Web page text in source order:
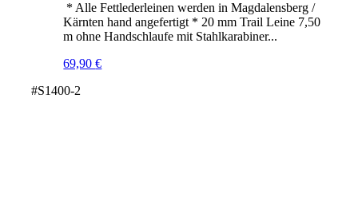
* Alle Fettlederleinen werden in Magdalensberg /
Kärnten hand angefertigt * 20 mm Trail Leine 7,50
m ohne Handschlaufe mit Stahlkarabiner...
69,90€
#S1400-2